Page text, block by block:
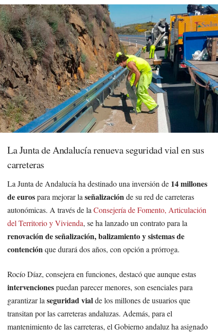
La Junta de Andalucía renueva seguridad vial en sus
carreteras
La Junta de Andalucía ha destinado una inversión de 14 millones
de eurospara mejorar la señalizaciónde su red de carreteras
autonómicas. A través de la Consejería de Fomento, Articulación
del Territorio y Vivienda, se ha lanzado un contrato para la
renovación de señalización, balizamiento y sistemas de
contenciónque durará dos años, con opción a prórroga.
Rocío Díaz, consejera en funciones, destacó que aunque estas
intervencionespuedan parecer menores, son esenciales para
garantizar la seguridad vialde los millones de usuarios que
transitan por las carreteras andaluzas. Además, para el
mantenimiento de las carreteras, el Gobierno andaluz ha asignado